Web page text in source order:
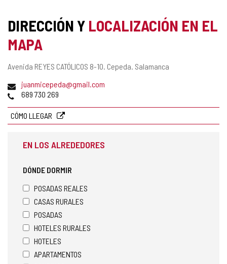
DIRECCIÓN Y LOCALIZACIÓN EN EL
MAPA
Dirección
Avenida REYES CATÓLICOS 8-10. Cepeda. Salamanca
Dirección
de
electrónico
juanmicepeda@gmail.com
Teléfonos
689 730 269
CÓMO LLEGAR
EN LOS ALREDEDORES
DÓNDE DORMIR
POSADAS REALES
CASAS RURALES
POSADAS
HOTELES RURALES
HOTELES
APARTAMENTOS